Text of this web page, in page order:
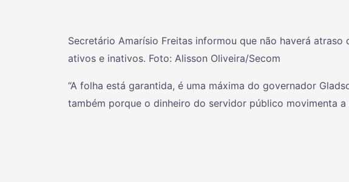
Secretário Amarísio Freitas informou que não haverá
ativos e inativos. Foto: Alisson Oliveira/Secom
“A folha está garantida, é uma máxima do governador
também porque o dinheiro do servidor público movimenta a